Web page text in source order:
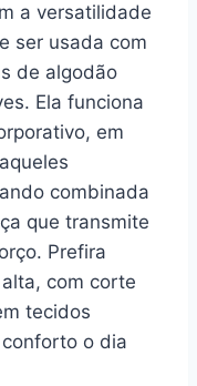
a versatilidade
ser usada com
de algodão
Ela funciona
em
combinada
que transmite
Prefira
com corte
tecidos
o dia